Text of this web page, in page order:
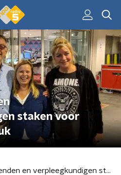
staken voor
Verzorgenden en verpleegkundigen staken voor minder werkdruk